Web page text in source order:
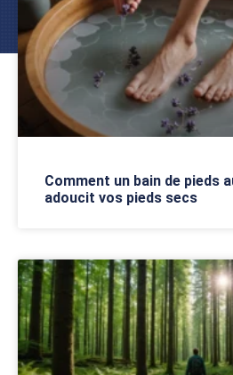
Comment un bain de pieds
adoucit vos pieds secs